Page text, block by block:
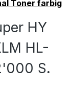
Toner farbig
HY
HL-
S.